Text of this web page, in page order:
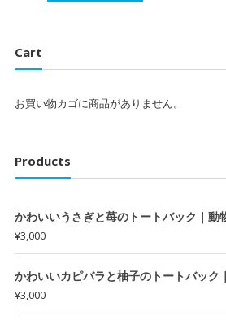
Cart
お買い物カゴに商品がありません。
Products
かわいいうさぎと苺のトートバック｜動
¥3,000
かわいいカピバラと柚子のトートバック
¥3,000